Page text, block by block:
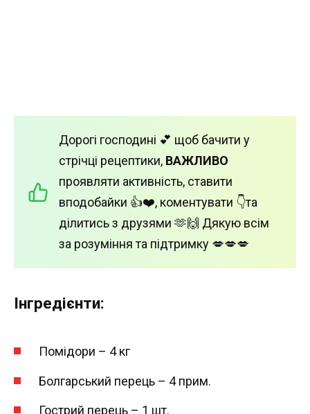
Дорогі господині 💕 щоб бачити у
стрічці рецептики, ВАЖЛИВО
проявляти активність, ставити
вподобайки 👍❤️, коментувати 👇та
ділитись з друзями 🫶🙌 Дякую всім
за розуміння та підтримку 💋💋💋
Інгредієнти:
Помідори – 4 кг
Болгарський перець – 4 прим.
Гострий перець – 1 шт.